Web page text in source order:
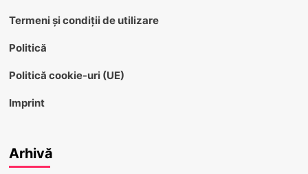
Termeni și condiții de utilizare
Politică
Politică cookie-uri (UE)
Imprint
Arhivă